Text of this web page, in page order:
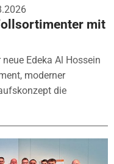
mit
Edeka Al Hossein
moderner
die